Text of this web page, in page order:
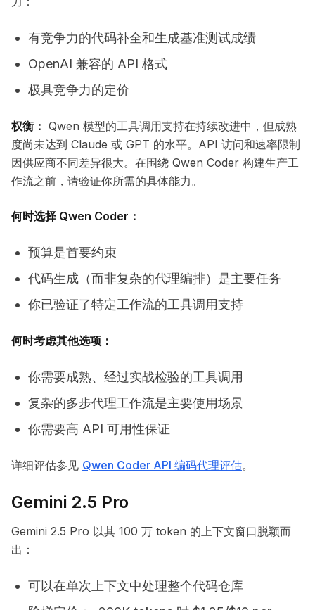
有竞争力的代码补全和生成基准测试成绩
OpenAI 兼容的 API 格式
极具竞争力的定价
权衡： Qwen 模型的工具调用支持在持续改进中，但成熟
度尚未达到 Claude 或 GPT 的水平。API 访问和速率限制
因供应商不同差异很大。在围绕 Qwen Coder 构建生产工
作流之前，请验证你所需的具体能力。
何时选择 Qwen Coder：
预算是首要约束
代码生成（而非复杂的代理编排）是主要任务
你已验证了特定工作流的工具调用支持
何时考虑其他选项：
你需要成熟、经过实战检验的工具调用
复杂的多步代理工作流是主要使用场景
你需要高 API 可用性保证
详细评估参见 Qwen Coder API 编码代理评估。
Gemini 2.5 Pro
Gemini 2.5 Pro 以其 100 万 token 的上下文窗口脱颖而
出：
可以在单次上下文中处理整个代码仓库